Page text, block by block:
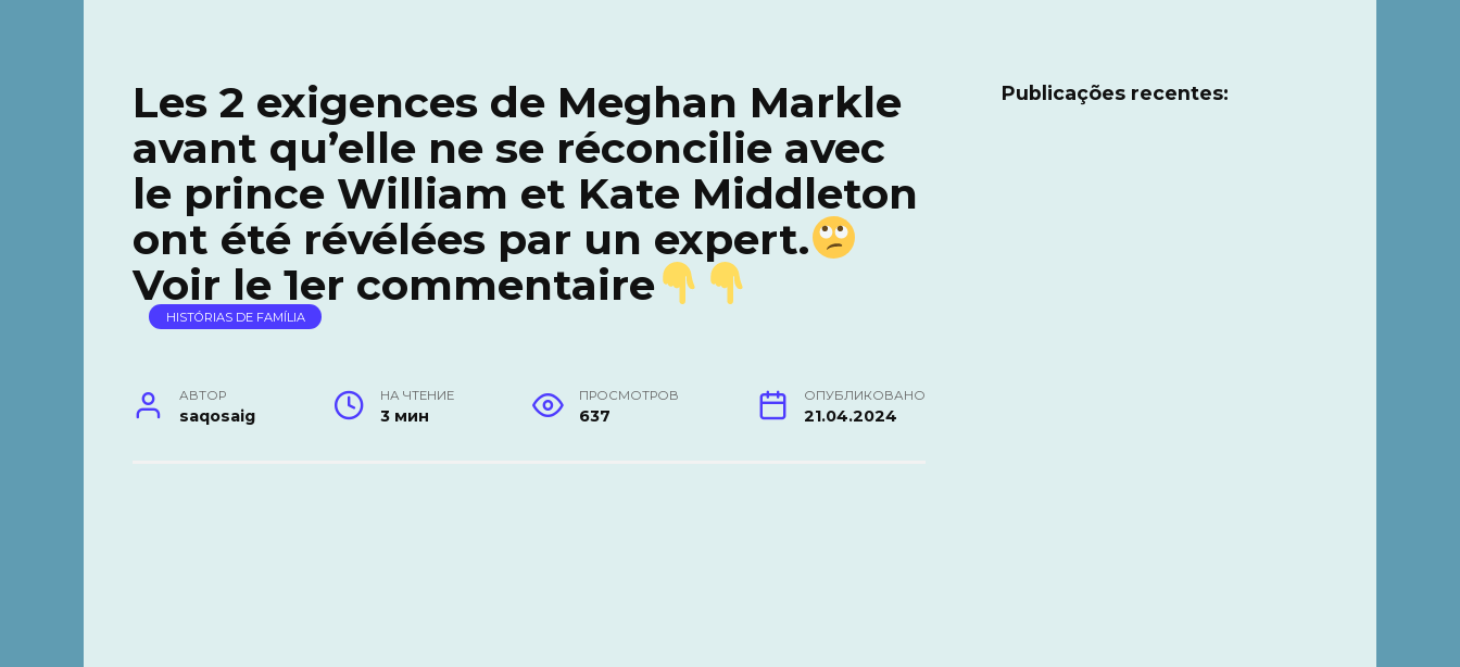
Les 2 exigences de Meghan Markle
avant qu’elle ne se réconcilie avec
le prince William et Kate Middleton
ont été révélées par un expert.
Voir le 1er commentaire
HISTÓRIAS DE FAMÍLIA
АВТОР
saqosaig
НА ЧТЕНИЕ
3 мин
ПРОСМОТРОВ
637
ОПУБЛИКОВАНО
21.04.2024
Publicações recentes: